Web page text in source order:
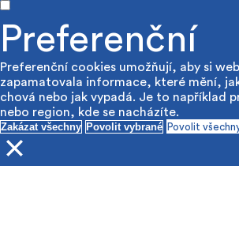
Preferenční
Preferenční cookies umožňují, aby si
zapamatovala informace, které mění,
chová nebo jak vypadá. Je to například
nebo region, kde se nacházíte.
Zakázat všechny Povolit vybrané